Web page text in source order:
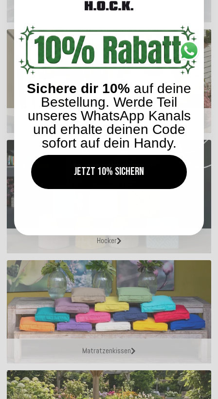
Outdoor Kissen
Sitzkissen
Hocker
Matratzenkissen
Sichere dir 10% auf deine
Bestellung. Werde Teil
unseres WhatsApp Kanals
und erhalte deinen Code
sofort auf dein Handy.
Jetzt 10% sichern